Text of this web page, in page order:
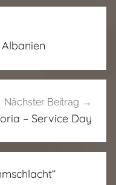
Nächster Beitrag
– Service Day
“